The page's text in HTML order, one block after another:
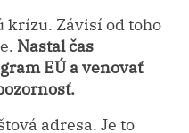
krízu. Závisí od toho
Nastal čas
EÚ a venovať
adresa. Je to